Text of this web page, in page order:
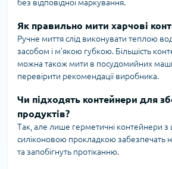
без відповідної маркування.
Як правильно мити харчові
Ручне миття слід виконувати теплою
засобом і м’якою губкою. Більшість
можна також мити в посудомийних
перевірити рекомендації виробника.
Чи підходять контейнери для
продуктів?
Так, але лише герметичні контейнери з
силіконовою прокладкою забезпечать
та запобігнуть протіканню.